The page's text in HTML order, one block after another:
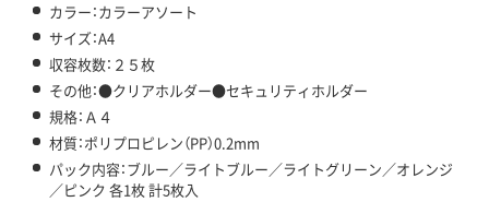
カラー：カラーアソート
サイズ：A4
収容枚数：２５枚
その他：●クリアホルダー●セキュリティホルダー
規格：Ａ４
材質：ポリプロピレン（PP）0.2mm
パック内容：ブルー／ライトブルー／ライトグリーン／オレンジ
／ピンク 各1枚 計5枚入